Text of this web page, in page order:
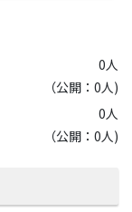
0人
（公開：0人)
0人
（公開：0人)